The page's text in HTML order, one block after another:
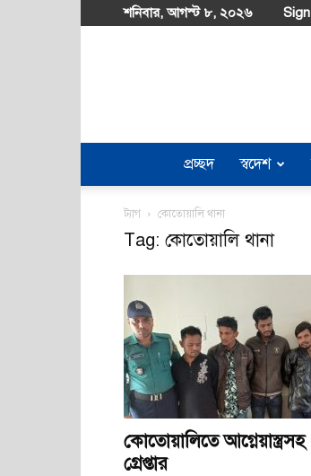
শনিবার, আগস্ট ৮, ২০২৬
প্রচ্ছদ স্বদেশ
ট্যাগ কোতোয়ালি থানা
Tag: কোতোয়ালি থানা
কোতোয়ালিতে
গ্রেপ্তার